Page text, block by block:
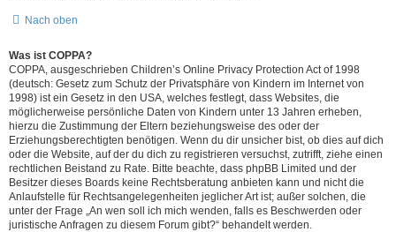
Nach oben
Was ist COPPA?
COPPA, ausgeschrieben Children’s Online Privacy Protection Act of 1998
(deutsch: Gesetz zum Schutz der Privatsphäre von Kindern im Internet von
1998) ist ein Gesetz in den USA, welches festlegt, dass Websites, die
möglicherweise persönliche Daten von Kindern unter 13 Jahren erheben,
hierzu die Zustimmung der Eltern beziehungsweise des oder der
Erziehungsberechtigten benötigen. Wenn du dir unsicher bist, ob dies auf dich
oder die Website, auf der du dich zu registrieren versuchst, zutrifft, ziehe einen
rechtlichen Beistand zu Rate. Bitte beachte, dass phpBB Limited und der
Besitzer dieses Boards keine Rechtsberatung anbieten kann und nicht die
Anlaufstelle für Rechtsangelegenheiten jeglicher Art ist; außer solchen, die
unter der Frage „An wen soll ich mich wenden, falls es Beschwerden oder
juristische Anfragen zu diesem Forum gibt?“ behandelt werden.